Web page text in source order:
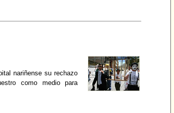
nariñense su rechazo
como medio para